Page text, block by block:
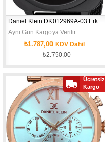
Daniel Klein DK012969A-03 Erkek Kol Saati
Aynı Gün Kargoya Verilir
₺1.787,00 KDV Dahil
₺2.750,00
Ücretsiz
Kargo
Yeni
Ürün